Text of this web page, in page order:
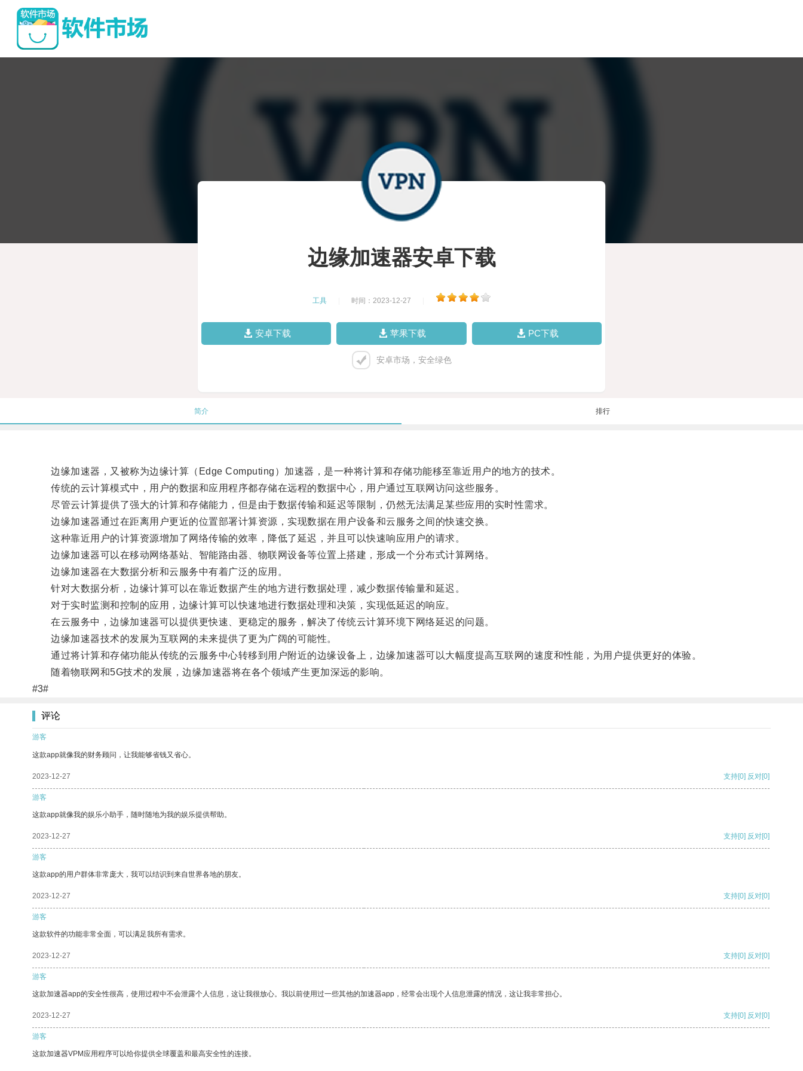
边缘加速器安卓下载
工具 时间：2023-12-27
安卓下载 苹果下载 PC下载
安卓市场，安全绿色
简介 排行
边缘加速器，又被称为边缘计算（Edge Computing）加速器，是一种将计算和存储功能移至靠近用户的地方的技术。
传统的云计算模式中，用户的数据和应用程序都存储在远程的数据中心，用户通过互联网访问这些服务。
尽管云计算提供了强大的计算和存储能力，但是由于数据传输和延迟等限制，仍然无法满足某些应用的实时性需求。
边缘加速器通过在距离用户更近的位置部署计算资源，实现数据在用户设备和云服务之间的快速交换。
这种靠近用户的计算资源增加了网络传输的效率，降低了延迟，并且可以快速响应用户的请求。
边缘加速器可以在移动网络基站、智能路由器、物联网设备等位置上搭建，形成一个分布式计算网络。
边缘加速器在大数据分析和云服务中有着广泛的应用。
针对大数据分析，边缘计算可以在靠近数据产生的地方进行数据处理，减少数据传输量和延迟。
对于实时监测和控制的应用，边缘计算可以快速地进行数据处理和决策，实现低延迟的响应。
在云服务中，边缘加速器可以提供更快速、更稳定的服务，解决了传统云计算环境下网络延迟的问题。
边缘加速器技术的发展为互联网的未来提供了更为广阔的可能性。
通过将计算和存储功能从传统的云服务中心转移到用户附近的边缘设备上，边缘加速器可以大幅度提高互联网的速度和性能，为用户提供更好的体验。
随着物联网和5G技术的发展，边缘加速器将在各个领域产生更加深远的影响。
#3#
评论
游客
这款app就像我的财务顾问，让我能够省钱又省心。
2023-12-27 支持[0] 反对[0]
游客
这款app就像我的娱乐小助手，随时随地为我的娱乐提供帮助。
2023-12-27 支持[0] 反对[0]
游客
这款app的用户群体非常庞大，我可以结识到来自世界各地的朋友。
2023-12-27 支持[0] 反对[0]
游客
这款软件的功能非常全面，可以满足我所有需求。
2023-12-27 支持[0] 反对[0]
游客
这款加速器app的安全性很高，使用过程中不会泄露个人信息，这让我很放心。我以前使用过一些其他的加速器app，经常会出现个人信息泄露的情况，这让我非常担心。
2023-12-27 支持[0] 反对[0]
游客
这款加速器VPM应用程序可以给你提供全球覆盖和最高安全性的连接。